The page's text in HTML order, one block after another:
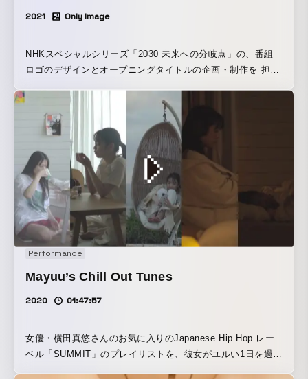
2021 Only Image
NHKスペシャルシリーズ「2030 未来への分岐点」の、番組
ロゴのデザインとオープニングタイトルの企画・制作を 担当
世界規模の 課題の「分岐点」といわれる 2030年。この10年
の間に、どうすれば 危機を回避し、持続可能な未来を 実現
できるのか考えます。 ロゴ及びオープニングタイトルでは、
人類が直面している現実の課題に目を向け、自ら未来の分岐
点を選択することの大切さをアニメーションで描いていま
す。 https://www6.nhk.or.jp/nhkpr/post/original.html?
i=26703
Performance
Mayuu’s Chill Out Tunes
2020 01:47:57
女優・横田真悠さんのお気に入りのJapanese Hip Hop レー
ベル「SUMMIT」のプレイリストを、彼女がユルい1日を過ご